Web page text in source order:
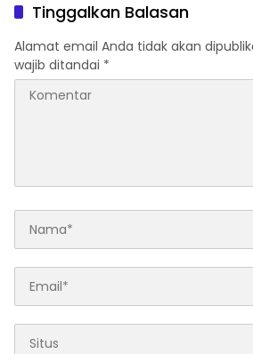
Tinggalkan Balasan
Alamat email Anda tidak akan
wajib ditandai *